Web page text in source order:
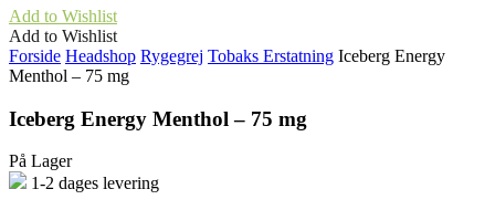
Add to Wishlist
Add to Wishlist
Forside Headshop Rygegrej Tobaks Erstatning Iceberg Energy
Menthol – 75 mg
Iceberg Energy Menthol – 75 mg
På Lager
1-2 dages levering